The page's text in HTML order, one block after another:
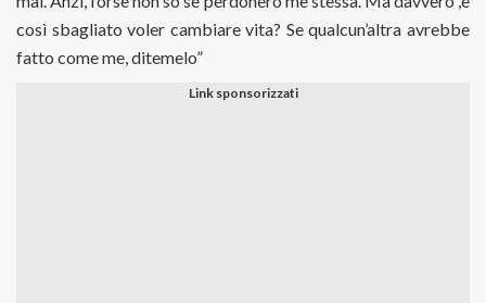
così sbagliato voler cambiare vita? Se qualcun’altra avrebbe
fatto come me, ditemelo”